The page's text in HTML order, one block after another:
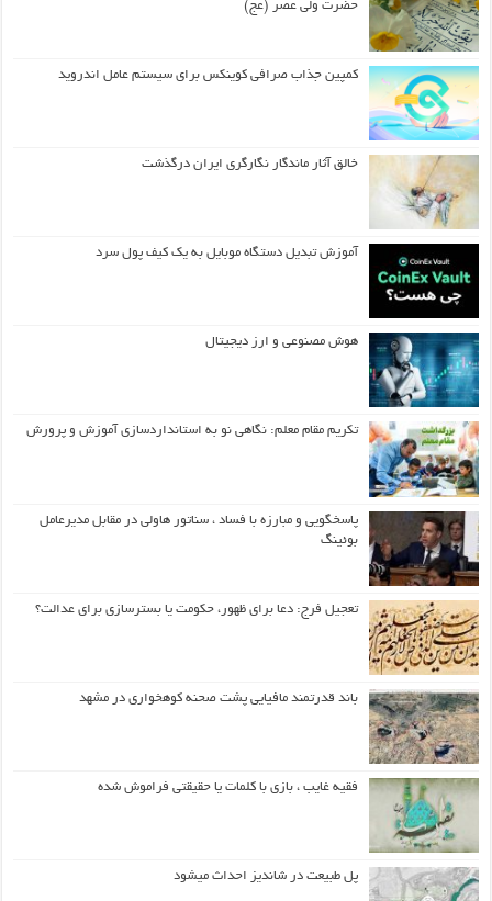
حضرت ولی عصر (عج)
کمپین جذاب صرافی کوینکس برای سیستم عامل اندروید
خالق آثار ماندگار نگارگری ایران درگذشت
آموزش تبدیل دستگاه موبایل به یک کیف‌ پول سرد
هوش مصنوعی و ارز دیجیتال
تکریم مقام معلم: نگاهی نو به استانداردسازی آموزش و پرورش
پاسخگویی و مبارزه با فساد ، سناتور هاولی در مقابل مدیرعامل
بوئینگ
تعجیل فرج: دعا برای ظهور، حکومت یا بسترسازی برای عدالت؟
باند قدرتمند مافیایی پشت صحنه کوهخواری در مشهد
فقیه غایب ، بازی با کلمات یا حقیقتی فراموش شده
پل طبیعت در شاندیز احداث میشود